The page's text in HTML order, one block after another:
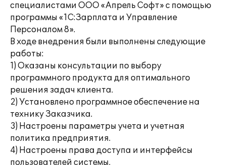
специалистами ООО «Апрель Софт» с помощью
программы «1С:Зарплата и Управление
Персоналом 8».
В ходе внедрения были выполнены следующие
работы:
1) Оказаны консультации по выбору
программного продукта для оптимального
решения задач клиента.
2) Установлено программное обеспечение на
технику Заказчика.
3) Настроены параметры учета и учетная
политика предприятия.
4) Настроены права доступа и интерфейсы
пользователей системы.